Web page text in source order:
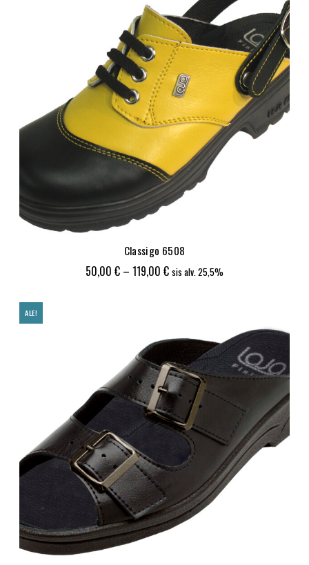
Classigo 6508
50,00 € – 119,00 €Hintaluokka:
sis alv. 25,5%
ALE!